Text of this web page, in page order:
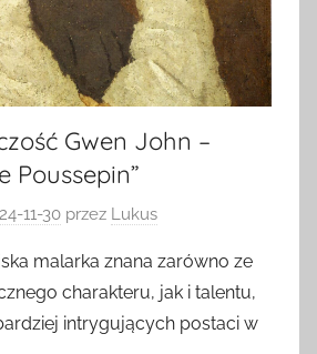
Gwen John –
Poussepin”
11-30 przez Lukus
malarka znana zarówno ze
charakteru, jak i talentu,
intrygujących postaci w